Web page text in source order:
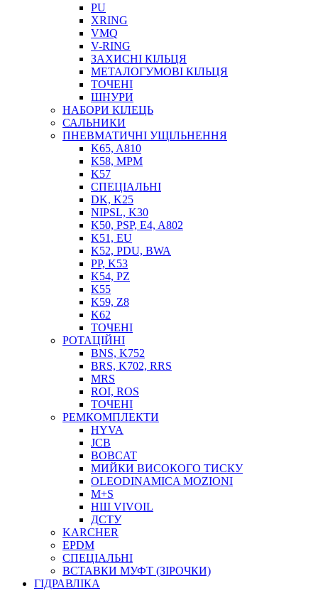
ПІСТОЛЕТИ
НАСОСИ ТА ПОМПИ
НАГНІТАЧІ
МУФТИ (НАСАДКИ) ДЛЯ ШПРИЦІВ
МАСЛЯНКИ, ЛІЙКИ
ПРЕС-МАСЛЯНКИ
ШЛАНГИ, ТРУБКИ
ШПРИЦИ МАСТИЛЬНІ
ТОСОЛ, АНТИФРИЗ
ОЛИВА-ПАЛИВО
ПОВІТРЯ-ВОДА
ДЛЯ ЗВАРЮВАННЯ
НАПІРНО-ВСМОКТУЮЧІ
ФІЛЬТРИ ДЛЯ ПАЛЬНОГО
ПІДДОНИ ДЛЯ БОЧОК
МОДУЛЬНІ АЗС
МЕТРОЛОГІЧНЕ ОБЛАДНАННЯ
ЛІЧИЛЬНИКИ І ВИТРАТОМІРИ ДЛЯ ПАЛЬНОГО
КОТУШКИ ДЛЯ ШЛАНГІВ
PU
XRING
VMQ
V-RING
ЗАХИСНІ КІЛЬЦЯ
МЕТАЛОГУМОВІ КІЛЬЦЯ
ТОЧЕНІ
ШНУРИ
НАБОРИ КІЛЕЦЬ
САЛЬНИКИ
ПНЕВМАТИЧНІ УЩІЛЬНЕННЯ
K65, A810
K58, MPM
K57
СПЕЦІАЛЬНІ
DK, K25
NIPSL, K30
K50, PSP, E4, A802
K51, EU
K52, PDU, BWA
PP, K53
K54, PZ
K55
K59, Z8
K62
ТОЧЕНІ
РОТАЦІЙНІ
BNS, K752
BRS, K702, RRS
MRS
ROI, ROS
ТОЧЕНІ
РЕМКОМПЛЕКТИ
HYVA
JCB
BOBCAT
МИЙКИ ВИСОКОГО ТИСКУ
OLEODINAMICA MOZIONI
M+S
НШ VIVOIL
ДСТУ
KARCHER
EPDM
СПЕЦІАЛЬНІ
ВСТАВКИ МУФТ (ЗІРОЧКИ)
ГІДРАВЛІКА